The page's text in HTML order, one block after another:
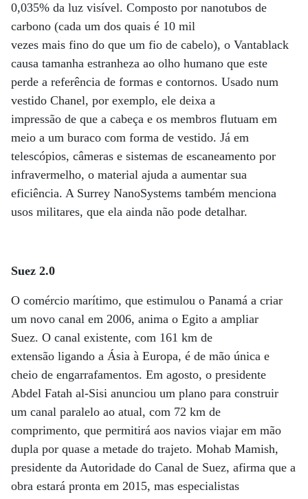
0,035% da luz visível. Composto por nanotubos de
carbono (cada um dos quais é 10 mil
vezes mais fino do que um fio de cabelo), o Vantablack
causa tamanha estranheza ao olho humano que este
perde a referência de formas e contornos. Usado num
vestido Chanel, por exemplo, ele deixa a
impressão de que a cabeça e os membros flutuam em
meio a um buraco com forma de vestido. Já em
telescópios, câmeras e sistemas de escaneamento por
infravermelho, o material ajuda a aumentar sua
eficiência. A Surrey NanoSystems também menciona
usos militares, que ela ainda não pode detalhar.
Suez 2.0
O comércio marítimo, que estimulou o Panamá a criar
um novo canal em 2006, anima o Egito a ampliar
Suez. O canal existente, com 161 km de
extensão ligando a Ásia à Europa, é de mão única e
cheio de engarrafamentos. Em agosto, o presidente
Abdel Fatah al-Sisi anunciou um plano para construir
um canal paralelo ao atual, com 72 km de
comprimento, que permitirá aos navios viajar em mão
dupla por quase a metade do trajeto. Mohab Mamish,
presidente da Autoridade do Canal de Suez, afirma que a
obra estará pronta em 2015, mas especialistas